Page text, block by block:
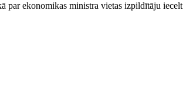
par ekonomikas ministra vietas izpildītāju iecelt